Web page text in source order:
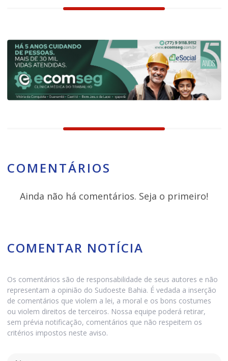
COMENTÁRIOS
Ainda não há comentários. Seja o primeiro!
COMENTAR NOTÍCIA
Os comentários são de responsabilidade de seus autores e não
representam a opinião do Sudoeste Bahia. É vedada a inserção
de comentários que violem a lei, a moral e os bons costumes
ou violem direitos de terceiros. Nossa equipe poderá retirar,
sem prévia notificação, comentários que não respeitem os
critérios impostos neste aviso.